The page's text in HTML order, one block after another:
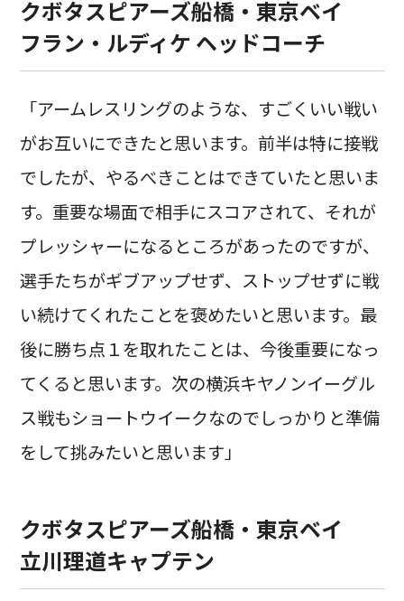
クボタスピアーズ船橋・東京ベイ
フラン・ルディケ ヘッドコーチ
「アームレスリングのような、すごくいい戦い
がお互いにできたと思います。前半は特に接戦
でしたが、やるべきことはできていたと思いま
す。重要な場面で相手にスコアされて、それが
プレッシャーになるところがあったのですが、
選手たちがギブアップせず、ストップせずに戦
い続けてくれたことを褒めたいと思います。最
後に勝ち点１を取れたことは、今後重要になっ
てくると思います。次の横浜キヤノンイーグル
ス戦もショートウイークなのでしっかりと準備
をして挑みたいと思います」
クボタスピアーズ船橋・東京ベイ
立川理道キャプテン